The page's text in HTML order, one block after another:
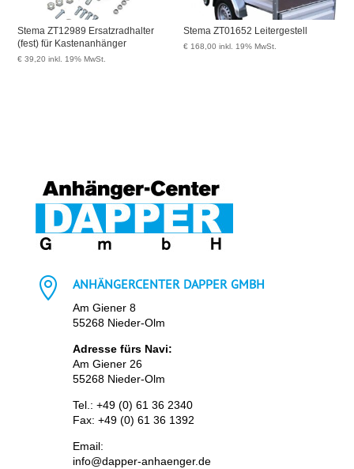
Stema ZT12989 Ersatzradhalter
(fest) für Kastenanhänger
€ 39,20 inkl. 19% MwSt.
Stema ZT01652 Leitergestell
€ 168,00 inkl. 19% MwSt.
 ANHÄNGERCENTER DAPPER GMBH
Am Giener 8
55268 Nieder-Olm
Adresse fürs Navi:
Am Giener 26
55268 Nieder-Olm
Tel.: +49 (0) 61 36 2340
Fax: +49 (0) 61 36 1392
Email:
info@dapper-anhaenger.de